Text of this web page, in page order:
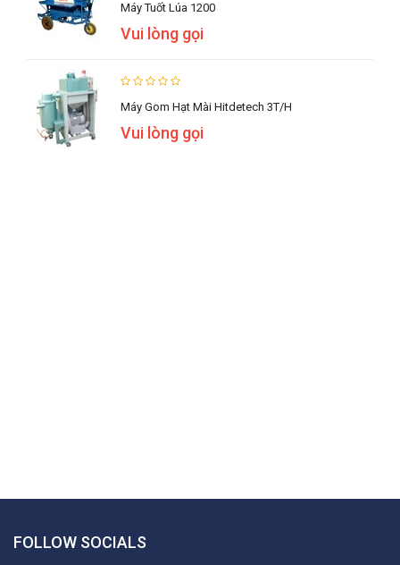
Máy Tuốt Lúa 1200
Vui lòng gọi
Máy Gom Hạt Mài Hitdetech 3T/h
Vui lòng gọi
FOLLOW SOCIALS